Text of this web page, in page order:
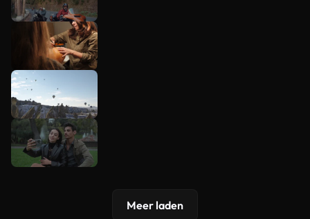
Meer laden